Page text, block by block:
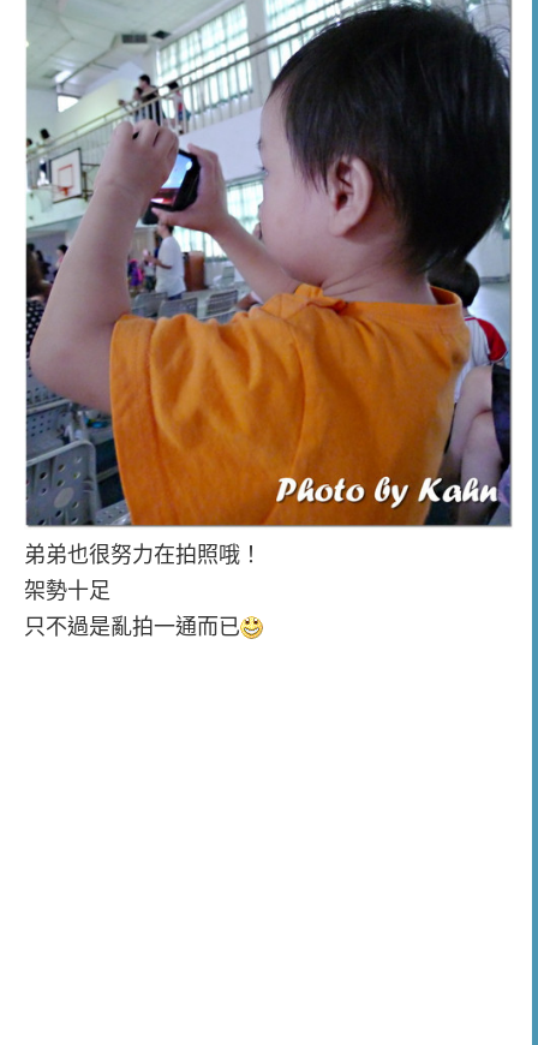
弟弟也很努力在拍照哦！
架勢十足
只不過是亂拍一通而已